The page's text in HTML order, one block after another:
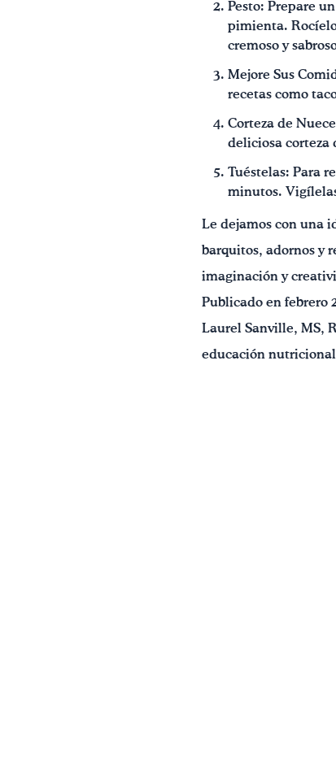
Pesto: Prepare
pimienta.
cremoso y
Mejore Sus
recetas como
Corteza de
deliciosa corteza
Tuéstelas: Para
minutos.
Le dejamos con una
barquitos, adornos y
imaginación y
Publicado en febrero
Laurel Sanville, MS,
educación